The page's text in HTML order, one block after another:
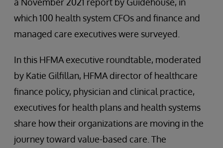
which 100 health system CFOs and finance and
managed care executives were surveyed.
In this HFMA executive roundtable, moderated
by Katie Gilfillan, HFMA director of healthcare
finance policy, physician and clinical practice,
executives for health plans and health systems
share how their organizations are moving in the
journey toward value-based care. The